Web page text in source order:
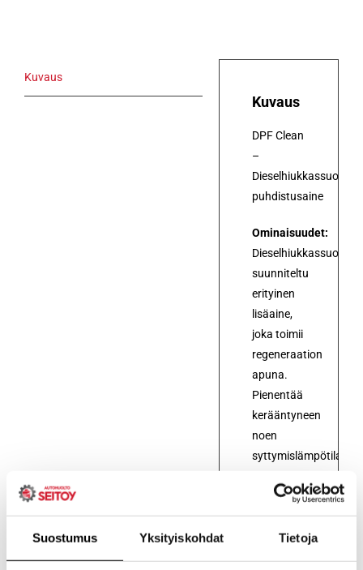
Suostumus Yksityiskohdat Tietoja
Kuvaus
Kuvaus
DPF Clean
–
puhdistusaine
Ominaisuudet:
suunniteltu
erityinen
lisäaine,
joka toimii
regeneraation
apuna.
Pienentää
kerääntyneen
noen
syttymislämpötilaa
auttaa
suodattimen
puhdistumisessa